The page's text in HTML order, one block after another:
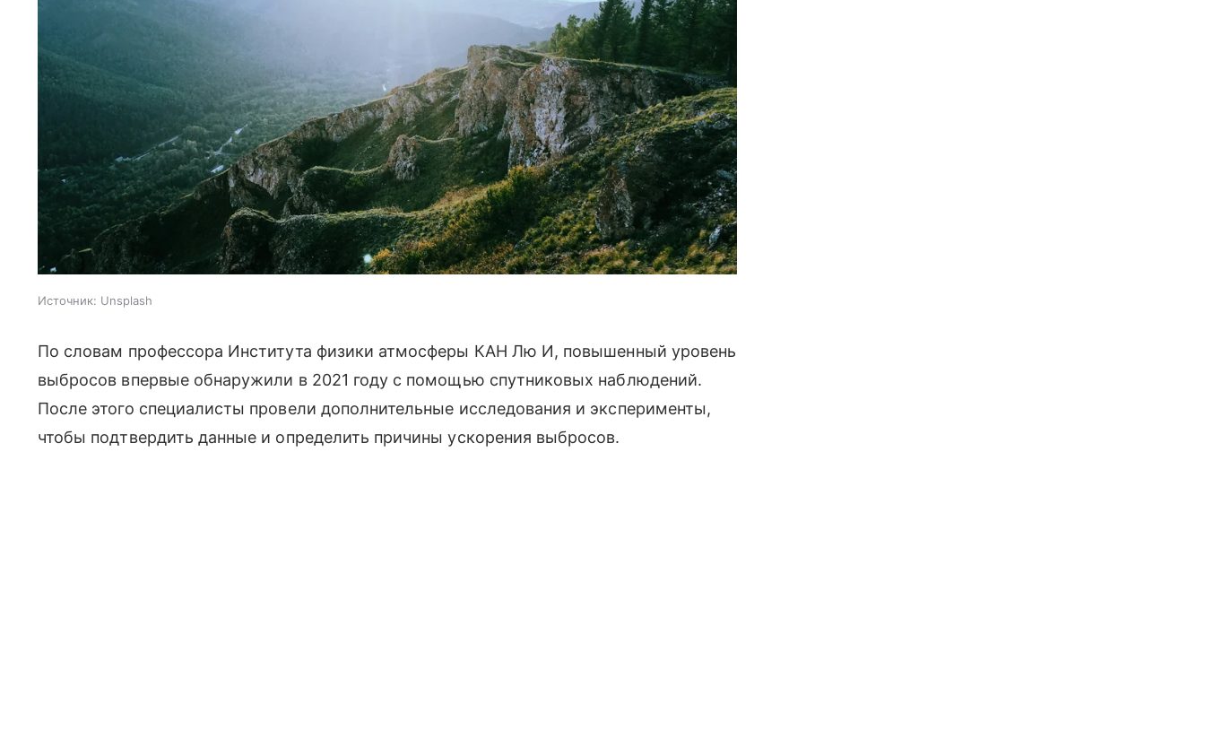
Источник: Unsplash
По словам профессора Института физики атмосферы КАН Лю И, повышенный уровень
выбросов впервые обнаружили в 2021 году с помощью спутниковых наблюдений.
После этого специалисты провели дополнительные исследования и эксперименты,
чтобы подтвердить данные и определить причины ускорения выбросов.